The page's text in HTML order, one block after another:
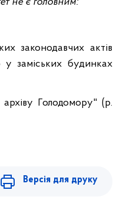
законодавчих актів
у заміських будинках
Голодомору" (р.
Версія для друку